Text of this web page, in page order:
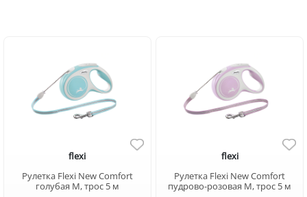
flexi
Рулетка Flexi New Comfort
голубая M, трос 5 м
flexi
Рулетка Flexi New Comfort
пудрово-розовая M, трос 5 м